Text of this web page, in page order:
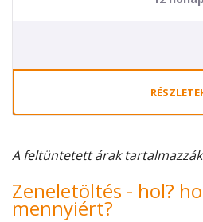
A feltüntetett árak
Zeneletöltés - hol?
mennyiért?